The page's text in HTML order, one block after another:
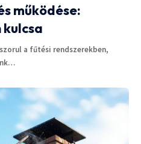
működése:
a fűtési rendszerekben,